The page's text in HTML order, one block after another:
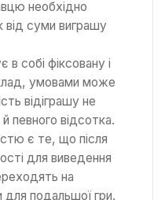
необхідно
від суми виграшу
собі фіксовану і
умовами може
відіграшу не
певного відсотка.
є те, що після
для виведення
на
для подальшої гри.